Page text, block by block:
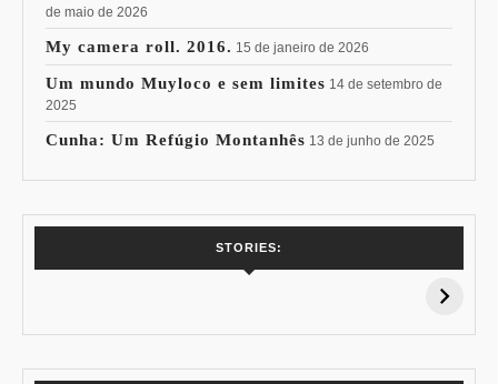
de maio de 2026
My camera roll. 2016. 15 de janeiro de 2026
Um mundo Muyloco e sem limites 14 de setembro de
2025
Cunha: Um Refúgio Montanhês 13 de junho de 2025
STORIES:
15% de
Pessoal: Os